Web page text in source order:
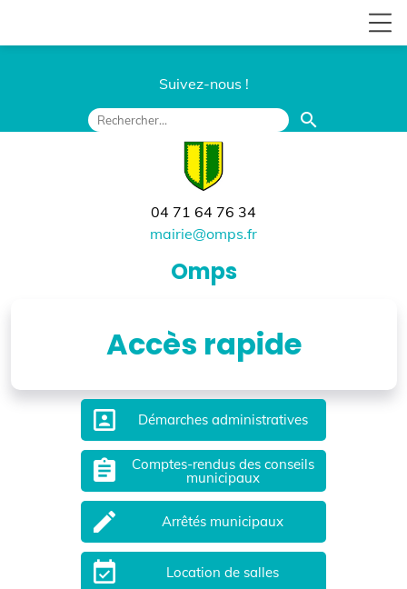
Suivez-nous !
search
04 71 64 76 34
mairie@omps.fr
Omps
Accès rapide
portrait Démarches administratives
assignment Comptes-rendus des conseils
municipaux
mode_edit Arrêtés municipaux
event_available Location de salles